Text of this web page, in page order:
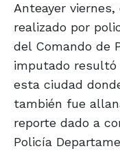
Anteayer
realizado por
del Comando de
imputado resultó
esta ciudad
también fue
reporte dado a
Policía